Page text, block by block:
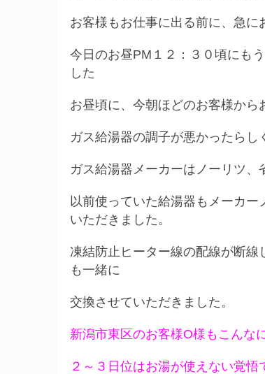
お客様もお仕事に出る前に、急
今日のお昼PM１２：３０頃にも
した
お昼頃に、今朝ほどのお客様か
ガス給湯器の調子が悪かったら
ガス給湯器メーカーはノーリツ
以前使っていた給湯器もメーカ
いただきました。
凍結防止ヒーター線の配線が断
も一緒に
交換させていただきました。
新潟市東区のお客様O様もこんな
２～３日位はお湯が使えない覚